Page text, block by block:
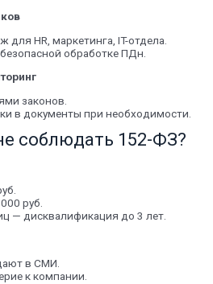
HR, маркетинга, IT-отдела.
обработке ПДн.
законов.
в документы при необходимости.
соблюдать 152-ФЗ?
руб.
— дисквалификация до 3 лет.
в СМИ.
к компании.